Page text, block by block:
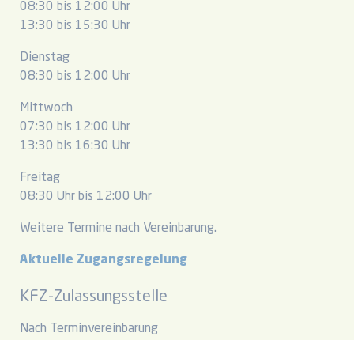
08:30 bis 12:00 Uhr
13:30 bis 15:30 Uhr
Dienstag
08:30 bis 12:00 Uhr
Mittwoch
07:30 bis 12:00 Uhr
13:30 bis 16:30 Uhr
Freitag
08:30 Uhr bis 12:00 Uhr
Weitere Termine nach Vereinbarung.
Aktuelle Zugangsregelung
KFZ-Zulassungsstelle
Nach Terminvereinbarung